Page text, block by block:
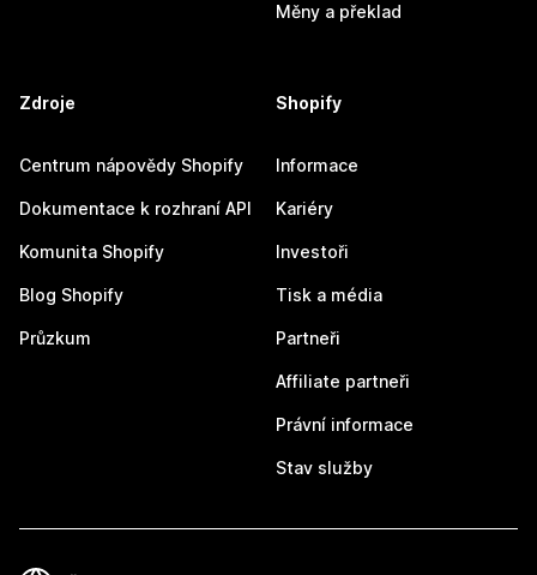
Měny a překlad
Zdroje
Centrum nápovědy Shopify
Dokumentace k rozhraní API
Komunita Shopify
Blog Shopify
Průzkum
Shopify
Informace
Kariéry
Investoři
Tisk a média
Partneři
Affiliate partneři
Právní informace
Stav služby